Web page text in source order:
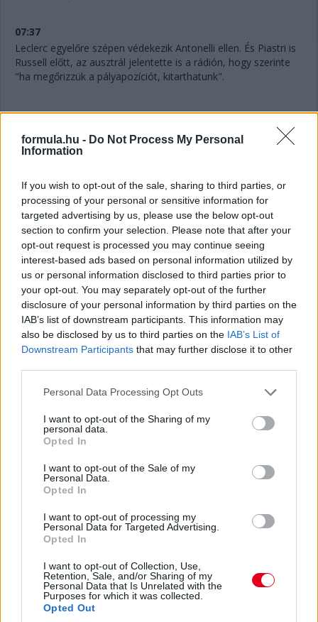
formula.hu - Do Not Process My Personal
Information
If you wish to opt-out of the sale, sharing to third parties, or
processing of your personal or sensitive information for
targeted advertising by us, please use the below opt-out
section to confirm your selection. Please note that after your
opt-out request is processed you may continue seeing
interest-based ads based on personal information utilized by
us or personal information disclosed to third parties prior to
your opt-out. You may separately opt-out of the further
disclosure of your personal information by third parties on the
IAB’s list of downstream participants. This information may
also be disclosed by us to third parties on the IAB’s List of
Downstream Participants that may further disclose it to other
Please note that this website/app uses one or more Google
not limited to your visit or usage behaviour. You may click to
grant or deny consent to Google and its third-party tags to
use your data for below specified purposes in below Google
consent section.
Personal Data Processing Opt Outs
I want to opt-out of the Sharing of my
personal data.
Opted In
I want to opt-out of the Sale of my
Personal Data.
Opted In
I want to opt-out of processing my
Personal Data for Targeted Advertising.
Opted In
I want to opt-out of Collection, Use,
Retention, Sale, and/or Sharing of my
Personal Data that Is Unrelated with the
Purposes for which it was collected.
Opted Out
07:37
Leclerc egyelőre szépen védekezik Antonelli ellen. És Piastri is
Russell előtt, az ausztrál jelentette is a rádión, hogy szerinte
"ha megőrizzük a pályapozíciót, kitarthatunk".
07:36
"Mintha kormányszervó nélkül vezetnék" - jelenti Verstappen a
hátránya Gaslyval szemben.
07:34
A 10. helyért is megy egy csata: Hadjar próbálná támadni az
utolsó pontszerző helyért Lindbladot.
07:32
Antonelli a 11. körben végre átrágta magát Norrison, feljött a
negyedik helyre. Nem szakadt le még túlzottan amúgy a 3-5.
helyezett az élkettősről: Leclerc 2,2 másodpercre csak
Russelltől. Szóval Antonelli esélyeit sem kell még teljesen leírni.
nyolc-kilenc tized a lemaradása. De a visszajátszásból kiderült,
hogy az az előzés is annak volt köszönhető, hogy a sikán előtt
a 130R-ből kijövet annyira visszalassultak már, hogy a jobb
töltöttség miatt kénytelen volt előzni a mercedeses - amire
aztán ráfaragott a következő egyenesben... Értjük már, miről
beszélnek Verstappenék?...
"Csata" az élen! Russell a sikán előtt megelőzi Piastrit,
aki azonban a célegyenesben visszaveszi tőle a
vezetést.